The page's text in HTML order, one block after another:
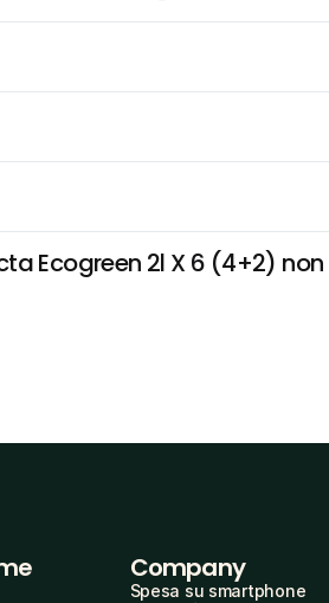
Ecogreen 2l X 6 (4+2)
Company
Spesa su smartphone